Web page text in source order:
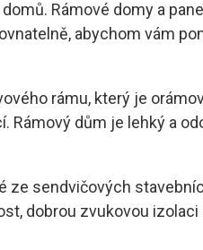
Rámové domy a
abychom vám
rámu, který je
dům je lehký a
sendvičových
dobrou zvukovou